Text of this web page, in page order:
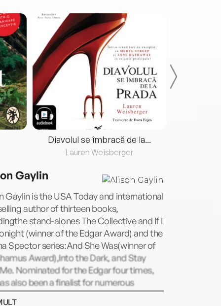
Diavolul se îmbracă de la...
Lauren Weisberger
Gaylin
Gaylin is the USA Today and international
author of thirteen books,
stand-alones The Collective and If I
(winner of the Edgar Award) and the
Spector series:And She Was(winner of
Award),Into the Dark, and Stay
Nominated for the Edgar four times,
also been a finalist for numerous
including the Los Angeles Times Book